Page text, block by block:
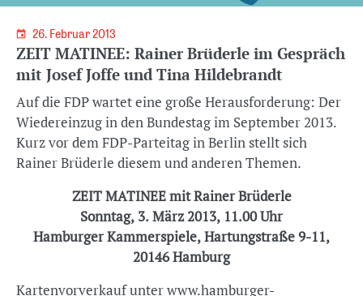
26. Februar 2013
ZEIT MATINEE: Rainer Brüderle im Gespräch
mit Josef Joffe und Tina Hildebrandt
Auf die FDP wartet eine große Herausforderung: Der
Wiedereinzug in den Bundestag im September 2013.
Kurz vor dem FDP-Parteitag in Berlin stellt sich
Rainer Brüderle diesem und anderen Themen.
ZEIT MATINEE mit Rainer Brüderle
Sonntag, 3. März 2013, 11.00 Uhr
Hamburger Kammerspiele, Hartungstraße 9-11,
20146 Hamburg
Kartenvorverkauf unter www.hamburger-